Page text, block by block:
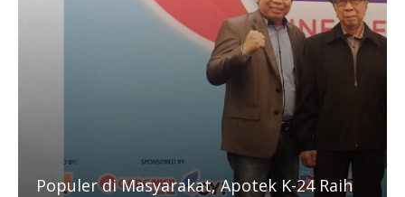
Populer di Masyarakat, Apotek K-24 Raih